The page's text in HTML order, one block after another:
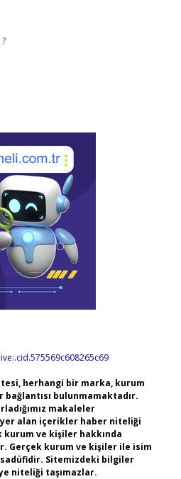
herhangi bir marka, kurum
bulunmamaktadır.
makaleler
yer alan içerikler haber niteliği
kurum ve kişiler hakkında
Gerçek kurum ve kişiler ile isim
Sitemizdeki bilgiler
niteliği taşımazlar.